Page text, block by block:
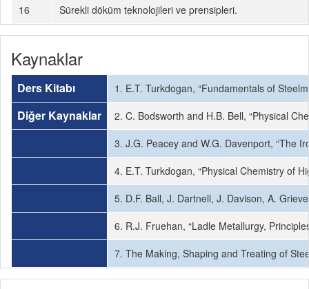
16
Sürekli döküm teknolojileri ve prensipleri.
Kaynaklar
Ders Kitabı 1. E.T. Turkdogan, “Fundamentals of
Diğer Kaynaklar
2. C. Bodsworth and H.B. Bell, “Physical
3. J.G. Peacey and W.G. Davenport, “The
4. E.T. Turkdogan, “Physical Chemistry of
5. D.F. Ball, J. Dartnell, J. Davison, A.
6. R.J. Fruehan, “Ladle Metallurgy,
7. The Making, Shaping and Treating of